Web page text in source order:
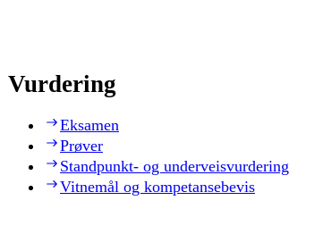
Vurdering
Eksamen
Prøver
Standpunkt- og underveisvurdering
Vitnemål og kompetansebevis